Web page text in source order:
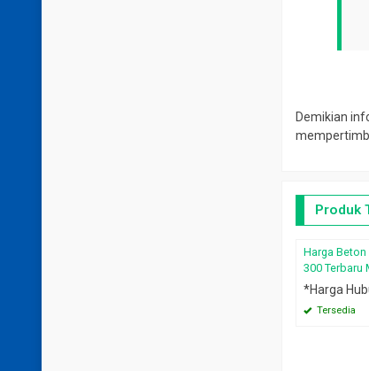
Demikian
Produk
Harga Beton
300 Terbaru
*Harga
Tersedia